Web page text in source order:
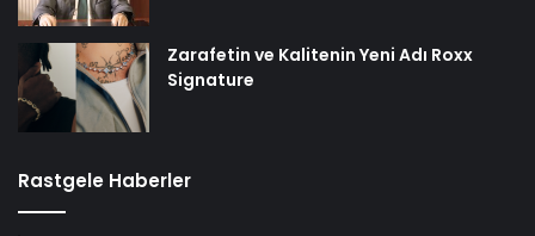
Zarafetin ve Kalitenin Yeni Adı Roxx
Signature
Rastgele Haberler